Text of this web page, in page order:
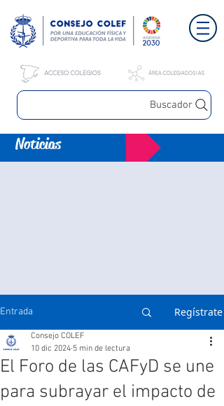
Buscador
Noticias
Entrada Regístrate
El Foro de las CAFyD se une
para subrayar el impacto de
Consejo COLEF
10 dic 2024 5 min de lectura